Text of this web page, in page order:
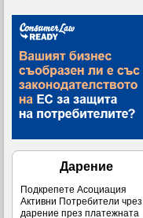
Дарение
Подкрепете Асоциация
Активни Потребители чрез
дарение през платежната